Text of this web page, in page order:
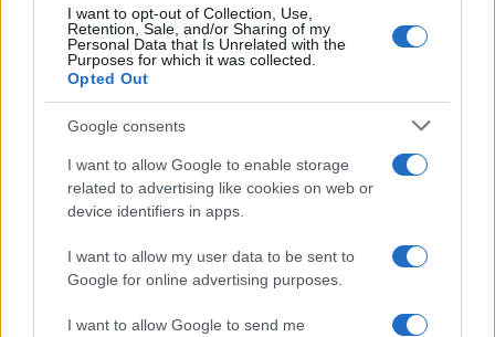
I want to opt-out of Collection, Use,
Retention, Sale, and/or Sharing of my
Personal Data that Is Unrelated with the
Purposes for which it was collected.
Opted Out
Google consents
I want to allow Google to enable storage
related to advertising like cookies on web or
device identifiers in apps.
I want to allow my user data to be sent to
Google for online advertising purposes.
I want to allow Google to send me
titolo “Questa è Gaza: una guerra di esistenza, non
una guerra di confini”, in cuiSayf al-Adl
, ritenuto
l’attuale emiro generale di al Qaeda, invita i
sostenitori in giro per il mondo per emigrare in
Afghanistan.
agli stranieri affinché si uniscano alle sue fila in
Afghanistan, il più significativo dall’ascesa al
potere dei Talebani nel 2021. Questo invito è stato